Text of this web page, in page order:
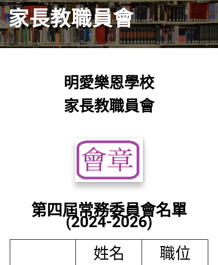
家長教職員會
明愛樂恩學校
家長教職員會
第四屆常務委員會名單
(2024-2026)
姓名
職位